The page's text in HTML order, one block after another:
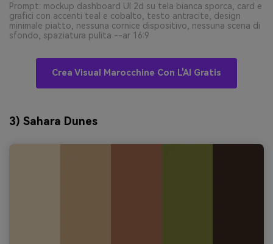
Prompt: mockup dashboard UI 2d su tela bianca sporca, card e
grafici con accenti teal e cobalto, testo antracite, design
minimale piatto, nessuna cornice dispositivo, nessuna scena di
sfondo, spaziatura pulita --ar 16:9
Crea Visual Marocchine Con L'AI Gratis
3) Sahara Dunes